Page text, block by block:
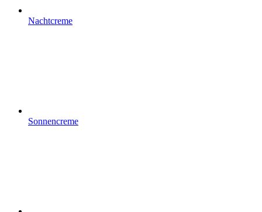
Nachtcreme
Sonnencreme